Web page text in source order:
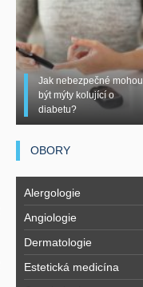
Jak nebezpečné mohou
být mýty kolující o
diabetu?
OBORY
Alergologie
Angiologie
Dermatologie
Estetická medicína